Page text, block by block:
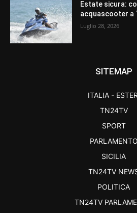
Estate sicura:
acquascooter a
Luglio 28, 2026
SITEMAP
ITALIA -
TN24TV
SPORT
PARLAMENTO
SICILIA
TN24TV
POLITICA
TN24TV